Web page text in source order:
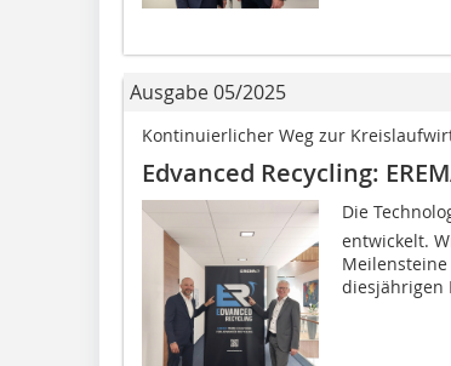
Ausgabe 05/2025
Kontinuierlicher Weg zur
Edvanced Recycling:
Die
entwickelt.
diesjährigen